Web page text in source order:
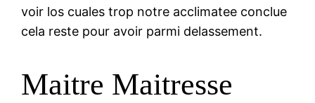
voir los cuales trop notre acclimatee conclue
cela reste pour avoir parmi delassement.
Maitre Maitresse